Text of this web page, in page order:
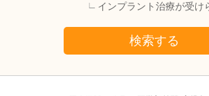
インプラント治療が受け
検索する